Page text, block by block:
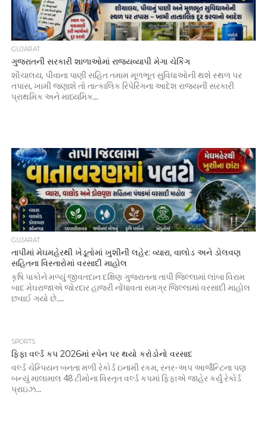
GUJARAT
ગુજરાતની સરકારી શાળાઓમાં રાજ્યવ્યાપી મેગા ચેકિંગ
શૌચાલય, પીવાના પાણી સહિત તમામ મૂળભૂત સુવિધાઓની થશે સ્થળ પર
તપાસ, ખામી જણાશે તો તાત્કાલિક રિપેરિંગના આદેશ રાજ્યની સરકારી
પ્રાથમિક અને માધ્યમિક...
GUJARAT
તાપીમાં મેઘમહેરથી ખેડૂતોમાં ખુશીની લહેર: વ્યારા, વાલોડ અને ડોલવણ
સહિતના વિસ્તારોમાં વરસાદી માહોલ
કૃષિ પાકોને મળ્યું જીવતદાન દક્ષિણ ગુજરાતના તાપી જિલ્લામાં લાંબા વિરામ
બાદ મેઘરાજાએ જોરદાર હાજરી નોંધાવતા સમગ્ર જિલ્લામાં વરસાદી માહોલ
છવાઈ ગયો છે....
SPORTS
ફિફા વર્લ્ડ કપ 2026માં સ્પેન પર થયો કરોડોનો વરસાદ
વર્લ્ડ ચેમ્પિયન બનતા મળી રેકોર્ડ ઇનામી રકમ, રનર-અપ આર્જેન્ટિના પણ
બન્યું માલામાલ 48 ટીમોના વિસ્તૃત વર્લ્ડ કપમાં ફિફાએ જાહેર કર્યું રેકોર્ડ
પ્રાઇઝ...